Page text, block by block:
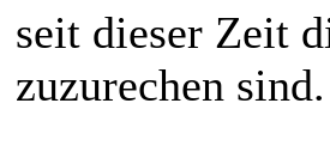
seit dieser Zeit
zuzurechen sind.